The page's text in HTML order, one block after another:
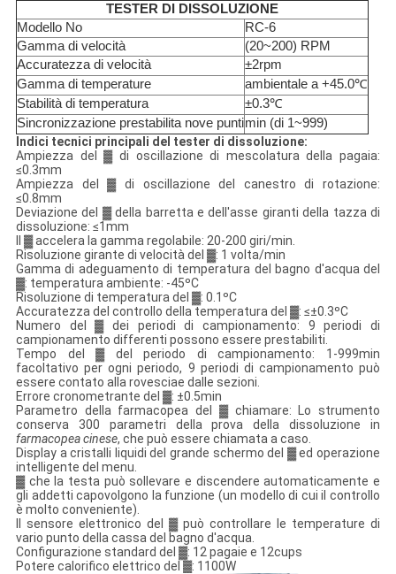
TESTER DI DISSOLUZIONE
Modello No
RC-6
Gamma di velocità
(20~200) RPM
Accuratezza di velocità
±2rpm
Gamma di temperature
ambientale a +45.0℃
Stabilità di temperatura
±0.3℃
Sincronizzazione prestabilita nove puntimin (di 1~999)
Indici tecnici principali del tester di dissoluzione:
Ampiezza del ▓ di oscillazione di mescolatura della pagaia:
≤0.3mm
Ampiezza del ▓ di oscillazione del canestro di rotazione:
≤0.8mm
Deviazione del ▓ della barretta e dell'asse giranti della tazza di
dissoluzione: ≤1mm
Il ▓ accelera la gamma regolabile: 20-200 giri/min.
Risoluzione girante di velocità del ▓: 1 volta/min
Gamma di adeguamento di temperatura del bagno d'acqua del
▓: temperatura ambiente: -45ºC
Risoluzione di temperatura del ▓: 0.1ºC
Accuratezza del controllo della temperatura del ▓: ≤±0.3ºC
Numero del ▓ dei periodi di campionamento: 9 periodi di
campionamento differenti possono essere prestabiliti.
Tempo del ▓ del periodo di campionamento: 1-999min
facoltativo per ogni periodo, 9 periodi di campionamento può
essere contato alla rovesciae dalle sezioni.
Errore cronometrante del ▓: ±0.5min
Parametro della farmacopea del ▓ chiamare: Lo strumento
conserva 300 parametri della prova della dissoluzione in
farmacopea cinese, che può essere chiamata a caso.
Display a cristalli liquidi del grande schermo del ▓ ed operazione
intelligente del menu.
▓ che la testa può sollevare e discendere automaticamente e
gli addetti capovolgono la funzione (un modello di cui il controllo
è molto conveniente).
Il sensore elettronico del ▓ può controllare le temperature di
vario punto della cassa del bagno d'acqua.
Configurazione standard del ▓: 12 pagaie e 12cups
Potere calorifico elettrico del ▓: 1100W